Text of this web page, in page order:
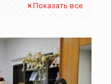
Показать все